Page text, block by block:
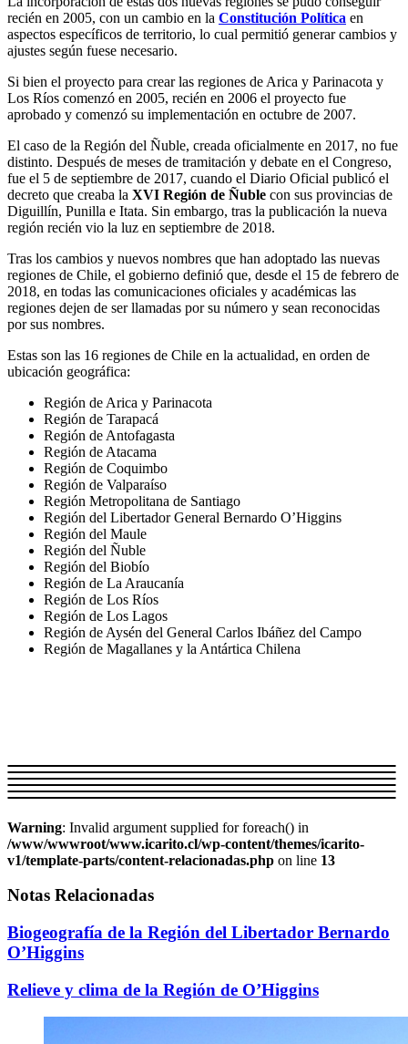
recién en 2005, con un cambio en la Constitución Política en
aspectos específicos de territorio, lo cual permitió generar cambios y
ajustes según fuese necesario.
Si bien el proyecto para crear las regiones de Arica y Parinacota y
Los Ríos comenzó en 2005, recién en 2006 el proyecto fue
aprobado y comenzó su implementación en octubre de 2007.
El caso de la Región del Ñuble, creada oficialmente en 2017, no fue
distinto. Después de meses de tramitación y debate en el Congreso,
fue el 5 de septiembre de 2017, cuando el Diario Oficial publicó el
decreto que creaba la XVI Región de Ñuble con sus provincias de
Diguillín, Punilla e Itata. Sin embargo, tras la publicación la nueva
región recién vio la luz en septiembre de 2018.
Tras los cambios y nuevos nombres que han adoptado las nuevas
regiones de Chile, el gobierno definió que, desde el 15 de febrero de
2018, en todas las comunicaciones oficiales y académicas las
regiones dejen de ser llamadas por su número y sean reconocidas
por sus nombres.
Estas son las 16 regiones de Chile en la actualidad, en orden de
ubicación geográfica:
Región de Arica y Parinacota
Región de Tarapacá
Región de Antofagasta
Región de Atacama
Región de Coquimbo
Región de Valparaíso
Región Metropolitana de Santiago
Región del Libertador General Bernardo O’Higgins
Región del Maule
Región del Ñuble
Región del Biobío
Región de La Araucanía
Región de Los Ríos
Región de Los Lagos
Región de Aysén del General Carlos Ibáñez del Campo
Región de Magallanes y la Antártica Chilena
Warning: Invalid argument supplied for foreach() in
/www/wwwroot/www.icarito.cl/wp-content/themes/icarito-
v1/template-parts/content-relacionadas.php on line 13
Notas Relacionadas
Biogeografía de la Región del Libertador Bernardo
O’Higgins
Relieve y clima de la Región de O’Higgins